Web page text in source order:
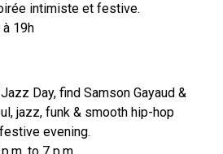
intimiste et festive.
à 19h
Day, find Samson Gayaud &
jazz, funk & smooth hip-hop
evening.